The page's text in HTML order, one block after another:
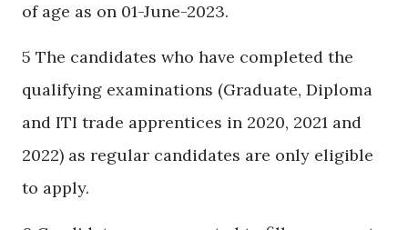
of age as on 01-June-2023.
5 The candidates who have completed the
qualifying examinations (Graduate, Diploma
and ITI trade apprentices in 2020, 2021 and
2022) as regular candidates are only eligible
to apply.